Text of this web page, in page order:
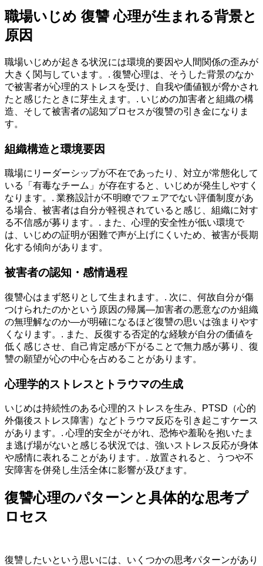
職場いじめ 復讐 心理が生まれる背景と
原因
職場いじめが起きる状況には環境的要因や人間関係の歪みが
大きく関与しています。. 復讐心理は、そうした背景のなか
で被害者が心理的ストレスを受け、自我や価値観が脅かされ
たと感じたときに芽生えます。. いじめの加害者と組織の構
造、そして被害者の認知プロセスが復讐の引き金になりま
す。
組織構造と環境要因
職場にリーダーシップが不在であったり、対立が常態化して
いる「有毒なチーム」が存在すると、いじめが発生しやすく
なります。. 業務設計が不明瞭でフェアでない評価制度があ
る場合、被害者は自分が軽視されていると感じ、組織に対す
る不信感が募ります。. また、心理的安全性が低い環境で
は、いじめの証明が困難で声が上げにくいため、被害が長期
化する傾向があります。
被害者の認知・感情過程
復讐心はまず怒りとして生まれます。. 次に、何故自分が傷
つけられたのかという原因の帰属—加害者の悪意なのか組織
の無理解なのか—が明確になるほど復讐の思いは強まりやす
くなります。. また、反復する否定的な経験が自分の価値を
低く感じさせ、自己肯定感が下がることで無力感が募り、復
讐の願望が心の中心を占めることがあります。
心理学的ストレスとトラウマの生成
いじめは持続性のある心理的ストレスを生み、PTSD（心的
外傷後ストレス障害）などトラウマ反応を引き起こすケース
があります。. 心理的安全がそがれ、恐怖や羞恥を抱いたま
ま逃げ場がないと感じる状況では、強いストレス反応が身体
や感情に表れることがあります。. 放置されると、うつや不
安障害を併発し生活全体に影響が及びます。
復讐心理のパターンと具体的な思考プ
ロセス
復讐したいという思いには、いくつかの思考パターンがあり